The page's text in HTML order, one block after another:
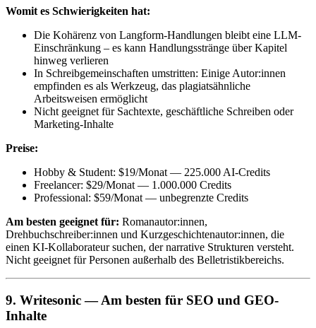
Womit es Schwierigkeiten hat:
Die Kohärenz von Langform-Handlungen bleibt eine LLM-
Einschränkung – es kann Handlungsstränge über Kapitel
hinweg verlieren
In Schreibgemeinschaften umstritten: Einige Autor:innen
empfinden es als Werkzeug, das plagiatsähnliche
Arbeitsweisen ermöglicht
Nicht geeignet für Sachtexte, geschäftliche Schreiben oder
Marketing-Inhalte
Preise:
Hobby & Student: $19/Monat — 225.000 AI-Credits
Freelancer: $29/Monat — 1.000.000 Credits
Professional: $59/Monat — unbegrenzte Credits
Am besten geeignet für: Romanautor:innen,
Drehbuchschreiber:innen und Kurzgeschichtenautor:innen, die
einen KI-Kollaborateur suchen, der narrative Strukturen versteht.
Nicht geeignet für Personen außerhalb des Belletristikbereichs.
9. Writesonic — Am besten für SEO und GEO-
Inhalte